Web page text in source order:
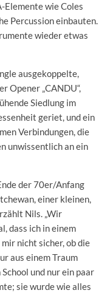
Elemente wie Coles
Percussion einbauten.
wieder etwas
ausgekoppelte,
Opener „CANDU“,
Siedlung im
geriet, und ein
Verbindungen, die
unwissentlich an ein
der 70er/Anfang
einer kleinen,
Nils. „Wir
dass ich in einem
nicht sicher, ob die
aus einem Traum
und nur ein paar
sie wurde wie alles